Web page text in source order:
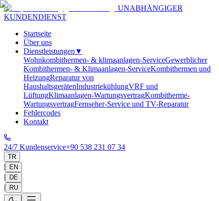
UNABHÄNGIGER
KUNDENDIENST
Startseite
Über uns
Dienstleistungen ▼
Wohnkombithermen- & klimaanlagen-ServiceGewerblicher
Kombithermen- & Klimaanlagen-ServiceKombithermen und
HeizungReparatur von
HaushaltsgerätenIndustriekühlungVRF und
LüftungKlimaanlagen-WartungsvertragKombitherme-
WartungsvertragFernseher-Service und TV-Reparatur
Fehlercodes
Kontakt
24/7 Kundenservice+90 538 231 07 34
TR
| EN
| DE
| RU